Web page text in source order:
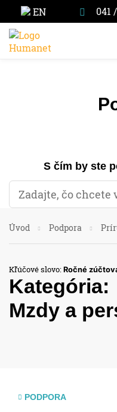
EN 041
S čím by ste
Úvod Podpora
Kľúčové slovo: Ročné
Kategória:
Mzdy a
PODPORA